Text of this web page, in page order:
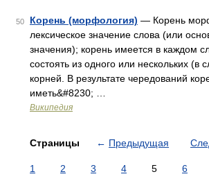
50 Корень (морфология) — Корень
лексическое значение слова (или
значения); корень имеется в каждом
состоять из одного или нескольких (в
корней. В результате чередований
иметь&#8230; …
Википедия
Страницы ← Предыдущая
1 2 3 4 5 6